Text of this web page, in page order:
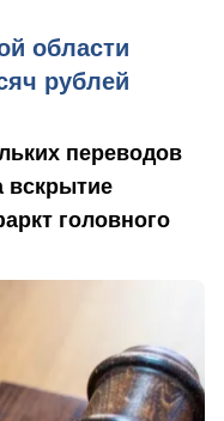
области
рублей
переводов
вскрытие
головного